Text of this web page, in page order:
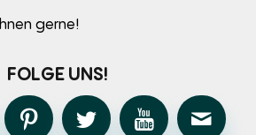
gerne!
FOLGE UNS!